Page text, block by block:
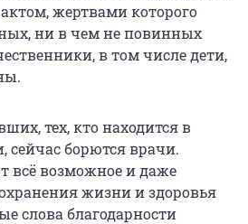
жертвами которого
ни в чем не повинных
в том числе дети,
тех, кто находится в
сейчас борются врачи.
всё возможное и даже
жизни и здоровья
слова благодарности